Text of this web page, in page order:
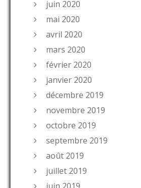
juin 2020
mai 2020
avril 2020
mars 2020
février 2020
janvier 2020
décembre 2019
novembre 2019
octobre 2019
septembre 2019
août 2019
juillet 2019